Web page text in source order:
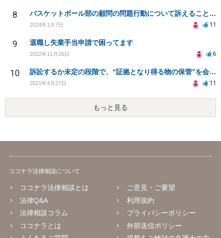
8 バスケットボール部の顧問の問題行動について訴えることは可能でしょうか？
2024年1月7日 11
9 退職し失業手当申請で困ってます
2022年11月26日 6
10 訴訟するか未定の段階で、“証拠となり得る物の保管”を会社に応じてもらえる方法は在りますか?
2021年4月27日 11
もっと見る
ココナラ法律相談について
ココナラ法律相談とは
法律Q&A
法律相談コラム
ココナラとは
ご意見・ご要望
利用規約
プライバシーポリシー
外部送信ポリシー